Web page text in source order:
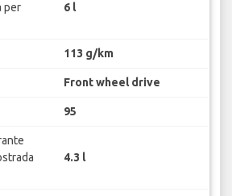
per
6 l
113 g/km
Front wheel drive
95
4.3 l